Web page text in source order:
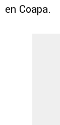
en Coapa.